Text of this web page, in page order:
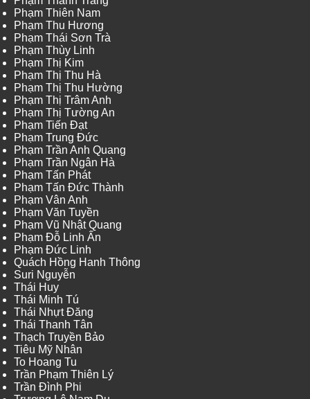
Phạm Thiên Nam
Phạm Thu Hương
Phạm Thái Sơn Trà
Phạm Thùy Linh
Phạm Thị Kim
Phạm Thị Thu Hà
Phạm Thị Thu Hường
Phạm Thị Trâm Anh
Phạm Thị Tường An
Phạm Tiến Đạt
Phạm Trung Đức
Phạm Trần Anh Quang
Phạm Trần Ngân Hà
Phạm Tấn Phát
Phạm Tấn Đức Thành
Phạm Vân Anh
Phạm Văn Tuyền
Phạm Vũ Nhật Quang
Phạm Đỗ Linh Ấn
Phạm Đức Linh
Quách Hồng Hanh Thông
Suri Nguyễn
Thái Huy
Thái Minh Tú
Thái Nhựt Đăng
Thái Thanh Tân
Thạch Truyền Bảo
Tiêu Mỹ Nhân
To Hoang Tu
Trần Phạm Thiên Lý
Trần Đình Phi